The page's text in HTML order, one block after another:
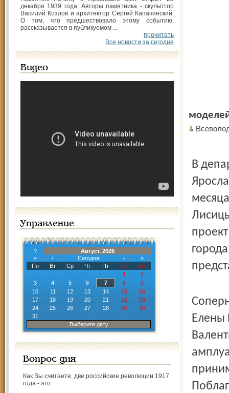
декабря 1939 года. Авторы памятника - скульптор
Василий Козлов и архитектор Сергей Капачинский.
О том, что предшествовало этому событию,
рассказывается в публикуемом ...
прочитать
Все новости за сегодня
Видео
Управление
?
Август, 2026
«
‹ Сегодня ›
»
Пн
Вт Ср Чт Пт Сб
Вс
1
2
3
4 5 6 7 8
9
10
11 12 13 14 15
16
17
18 19 20 21 22
23
24
25 26 27 28 29
30
31
Выберите дату
Вопрос дня
Как Вы считаете, две российские революции 1917
года - это
В
Елены